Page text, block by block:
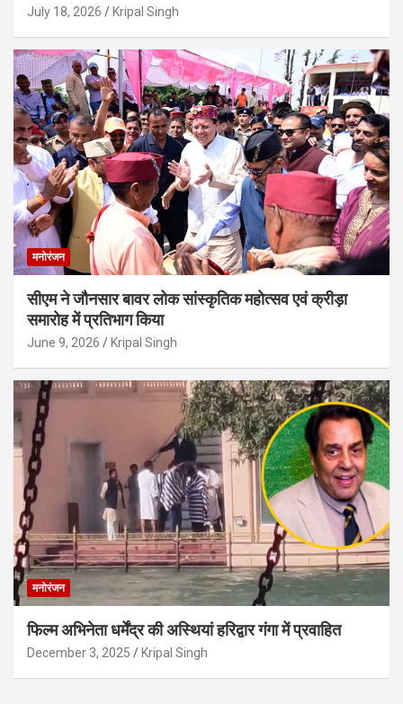
July 18, 2026 Kripal Singh
मनोरंजन
सीएम ने जौनसार बावर लोक सांस्कृतिक महोत्सव एवं क्रीड़ा
समारोह में प्रतिभाग किया
June 9, 2026 Kripal Singh
मनोरंजन
फिल्म अभिनेता धर्मेंद्र की अस्थियां हरिद्वार गंगा में प्रवाहित
December 3, 2025 Kripal Singh